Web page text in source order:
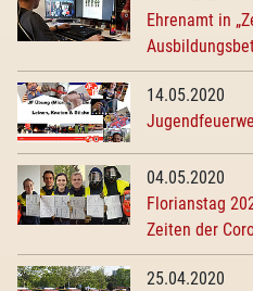
Ehrenamt in
14.05.2020
04.05.2020
Florianstag
Zeiten der
25.04.2020